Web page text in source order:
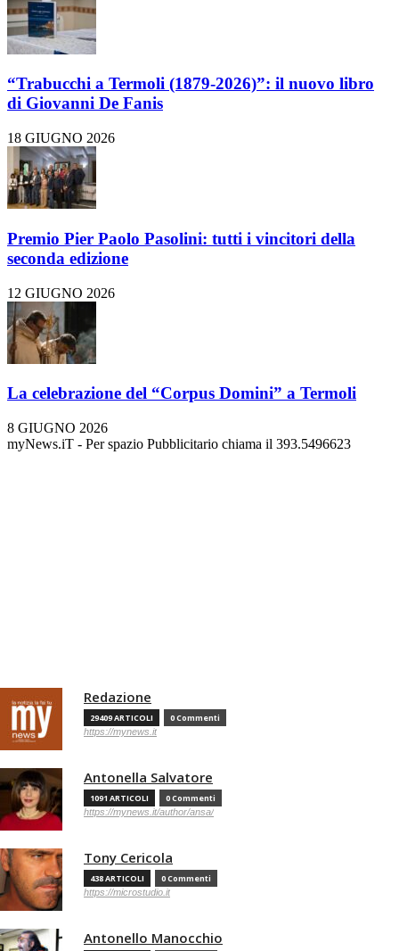
“Trabucchi a Termoli (1879-2026)”: il nuovo libro
di Giovanni De Fanis
18 GIUGNO 2026
Premio Pier Paolo Pasolini: tutti i vincitori della
seconda edizione
12 GIUGNO 2026
La celebrazione del “Corpus Domini” a Termoli
8 GIUGNO 2026
myNews.iT - Per spazio Pubblicitario chiama il 393.5496623
Redazione
29409 ARTICOLI 0 Commenti
https://mynews.it
Antonella Salvatore
1091 ARTICOLI 0 Commenti
https://mynews.it/author/ansa/
Tony Cericola
438 ARTICOLI 0 Commenti
https://microstudio.it
Antonello Manocchio